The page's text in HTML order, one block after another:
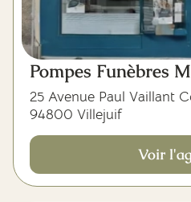
Pompes Funèbres
25 Avenue Paul Vaillant
94800 Villejuif
Voir